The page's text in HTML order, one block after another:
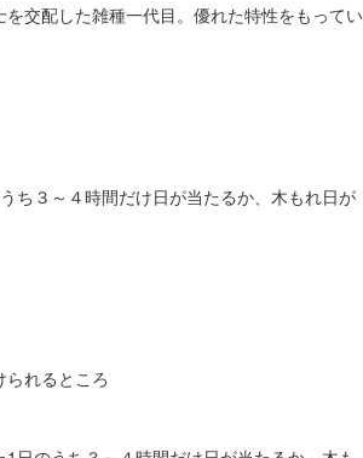
交配した雑種一代目。優れた特性をもってい
ち３～４時間だけ日が当たるか、木もれ日が
れるところ